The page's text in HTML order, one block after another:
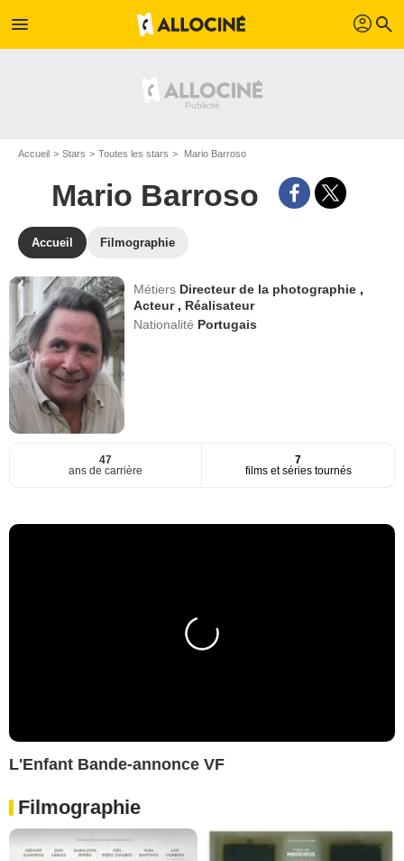
menu profil search
Accueil Stars Toutes les stars Mario Barroso
Mario Barroso
Accueil Filmographie
Métiers Directeur de la photographie ,
Acteur , Réalisateur
Nationalité Portugais
47
ans de carrière
7
films et séries tournés
L'Enfant Bande-annonce VF
Filmographie